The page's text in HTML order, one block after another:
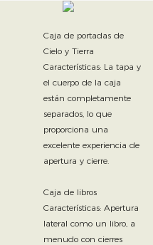
Caja de portadas de
Cielo y Tierra
Características: La tapa y
el cuerpo de la caja
están completamente
separados, lo que
proporciona una
excelente experiencia de
apertura y cierre.
Caja de libros
Características: Apertura
lateral como un libro, a
menudo con cierres